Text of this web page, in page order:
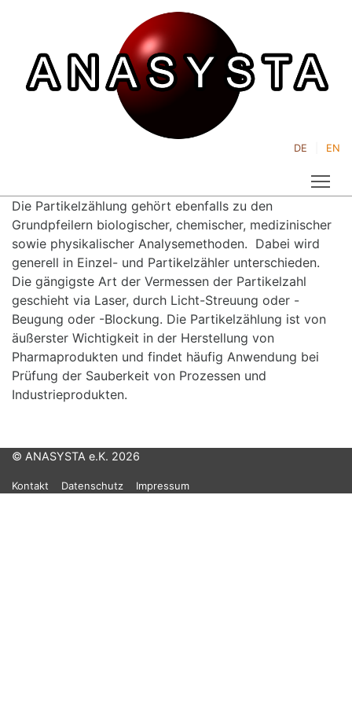
DE EN
Die Partikelzählung gehört ebenfalls zu den
Grundpfeilern biologischer, chemischer, medizinischer
sowie physikalischer Analysemethoden. Dabei wird
generell in Einzel- und Partikelzähler unterschieden.
Die gängigste Art der Vermessen der Partikelzahl
geschieht via Laser, durch Licht-Streuung oder -
Beugung oder -Blockung. Die Partikelzählung ist von
äußerster Wichtigkeit in der Herstellung von
Pharmaprodukten und findet häufig Anwendung bei
Prüfung der Sauberkeit von Prozessen und
Industrieprodukten.
© ANASYSTA e.K. 2026
Kontakt Datenschutz Impressum